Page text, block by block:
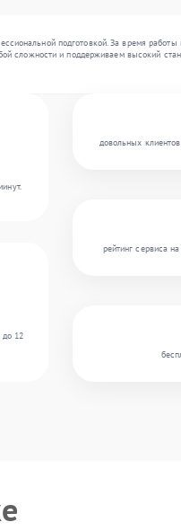
подготовкой. За время
сложности и поддерживаем высокий
до 12
довольных
рейтинг сервиса